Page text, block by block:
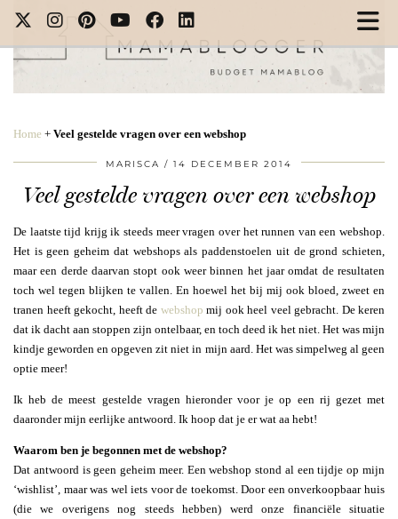
Home + Veel gestelde vragen over een webshop
MARISCA 14 DECEMBER 2014
Veel gestelde vragen over een webshop
De laatste tijd krijg ik steeds meer vragen over het runnen van een webshop.
Het is geen geheim dat webshops als paddenstoelen uit de grond schieten,
maar een derde daarvan stopt ook weer binnen het jaar omdat de resultaten
toch wel tegen blijken te vallen. En hoewel het bij mij ook bloed, zweet en
tranen heeft gekocht, heeft de webshop mij ook heel veel gebracht. De keren
dat ik dacht aan stoppen zijn ontelbaar, en toch deed ik het niet. Het was mijn
kindje geworden en opgeven zit niet in mijn aard. Het was simpelweg al geen
optie meer!
Ik heb de meest gestelde vragen hieronder voor je op een rij gezet met
daaronder mijn eerlijke antwoord. Ik hoop dat je er wat aa hebt!
Waarom ben je begonnen met de webshop?
Dat antwoord is geen geheim meer. Een webshop stond al een tijdje op mijn
‘wishlist’, maar was wel iets voor de toekomst. Door een onverkoopbaar huis
(die we overigens nog steeds hebben) werd onze financiële situatie